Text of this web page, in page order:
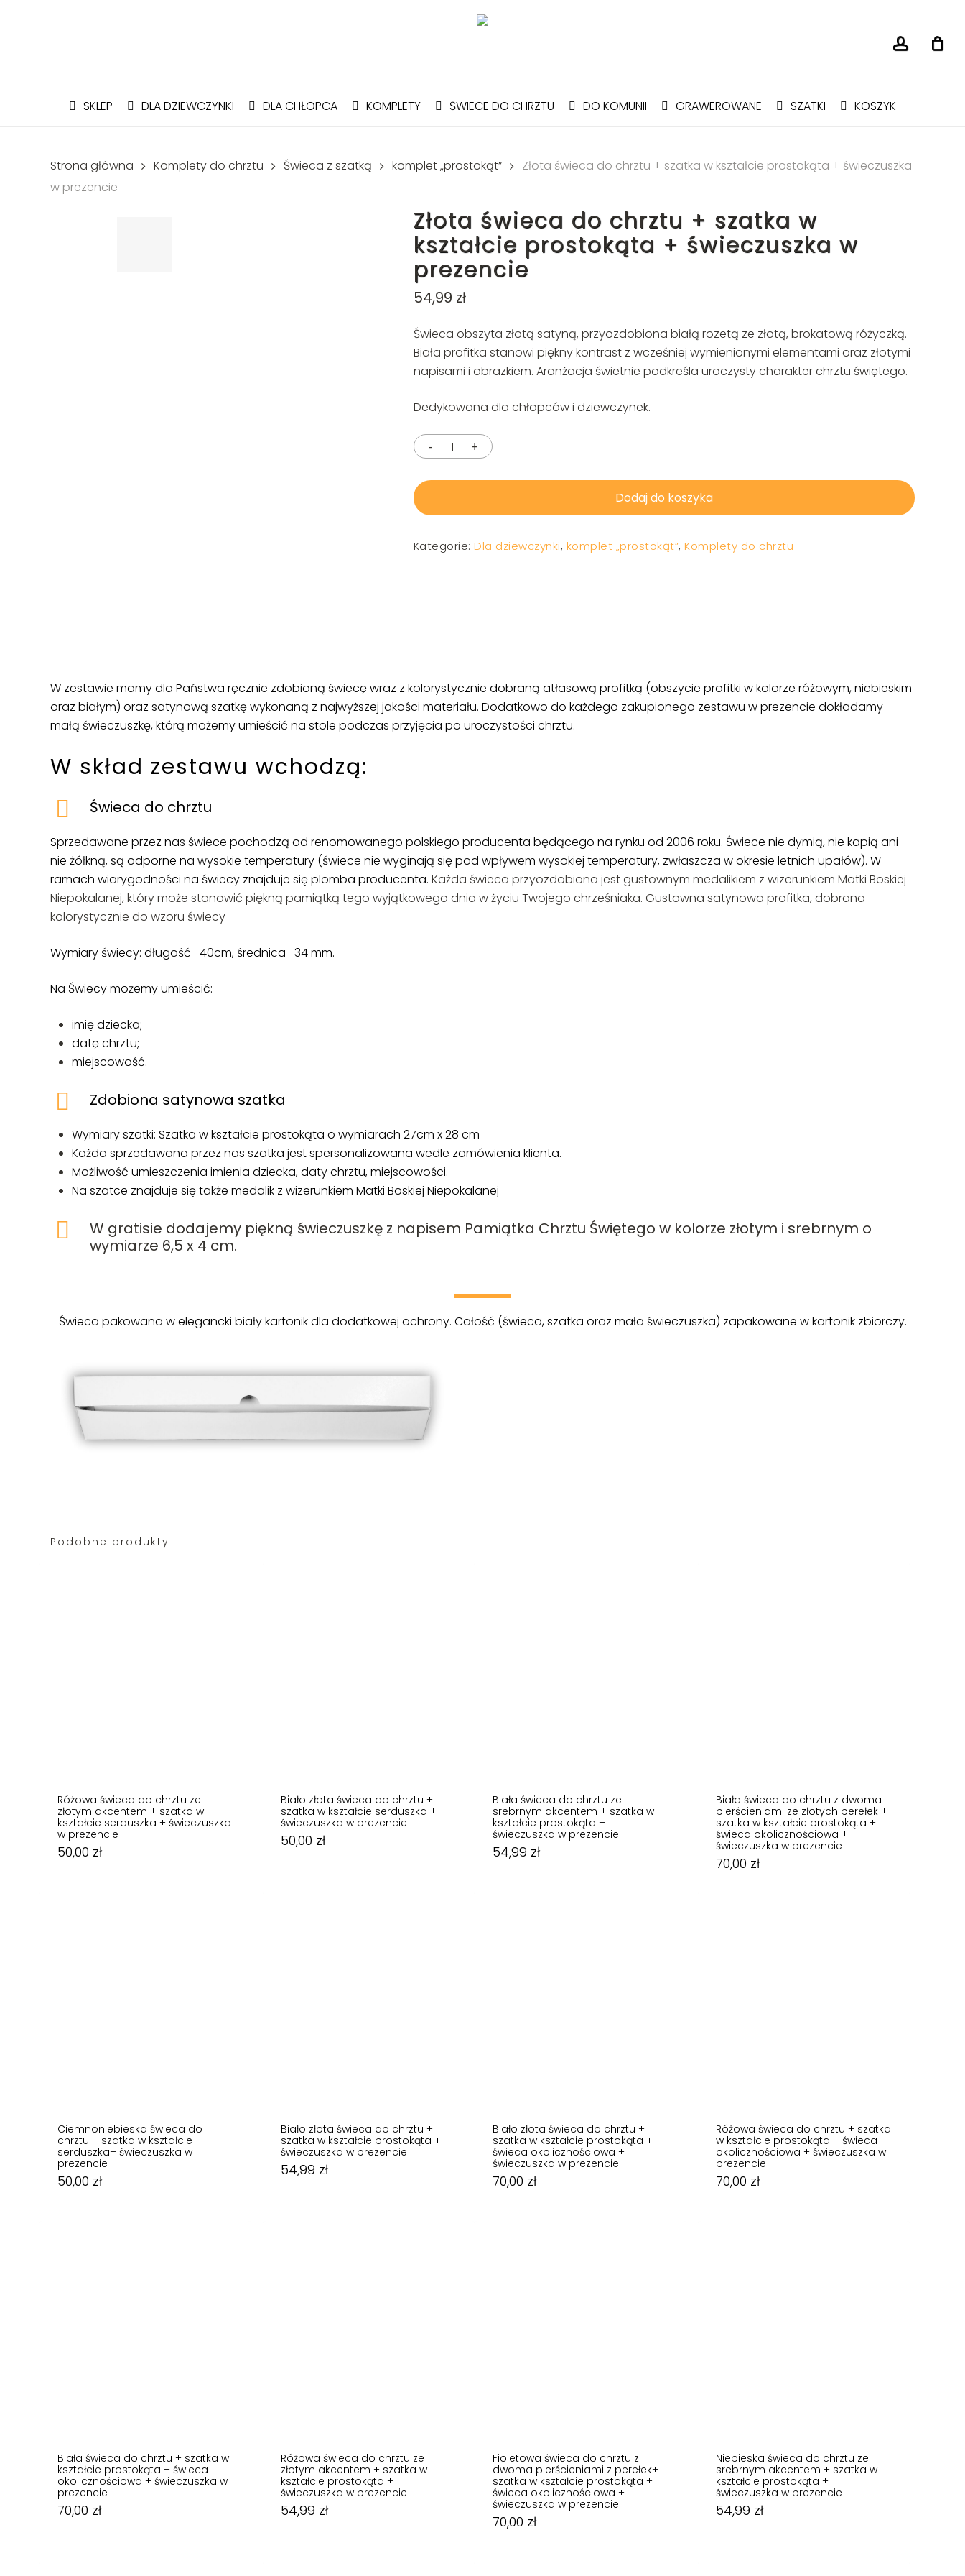
SKLEP DLA DZIEWCZYNKI DLA CHŁOPCA KOMPLETY ŚWIECE DO CHRZTU DO KOMUNII GRAWEROWANE SZATKI KOSZYK
Strona główna Komplety do chrztu Świeca z szatką komplet „prostokąt”
Złota świeca do chrztu + szatka w kształcie prostokąta + świeczuszka
w prezencie
Złota świeca do chrztu + szatka w
kształcie prostokąta + świeczuszka w
prezencie
54,99 zł
Świeca obszyta złotą satyną, przyozdobiona białą rozetą ze złotą, brokatową różyczką.
Biała profitka stanowi piękny kontrast z wcześniej wymienionymi elementami oraz złotymi
napisami i obrazkiem. Aranżacja świetnie podkreśla uroczysty charakter chrztu świętego.
Dedykowana dla chłopców i dziewczynek.
Dodaj do koszyka
Kategorie:Dla dziewczynki, komplet „prostokąt”,Komplety do chrztu
W zestawie mamy dla Państwa ręcznie zdobioną świecę wraz z kolorystycznie dobraną atłasową profitką (obszycie profitki w kolorze różowym, niebieskim
oraz białym) oraz satynową szatkę wykonaną z najwyższej jakości materiału. Dodatkowo do każdego zakupionego zestawu w prezencie dokładamy
małą świeczuszkę, którą możemy umieścić na stole podczas przyjęcia po uroczystości chrztu.
W skład zestawu wchodzą:
Świeca do chrztu
Sprzedawane przez nas świece pochodzą od renomowanego polskiego producenta będącego na rynku od 2006 roku. Świece nie dymią, nie kapią ani
nie żółkną, są odporne na wysokie temperatury (świece nie wyginają się pod wpływem wysokiej temperatury, zwłaszcza w okresie letnich upałów). W
ramach wiarygodności na świecy znajduje się plomba producenta. Każda świeca przyozdobiona jest gustownym medalikiem z wizerunkiem Matki Boskiej
Niepokalanej, który może stanowić piękną pamiątką tego wyjątkowego dnia w życiu Twojego chrześniaka. Gustowna satynowa profitka, dobrana
kolorystycznie do wzoru świecy
Wymiary świecy: długość- 40cm, średnica- 34 mm.
Na Świecy możemy umieścić:
imię dziecka;
datę chrztu;
miejscowość.
Zdobiona satynowa szatka
Wymiary szatki: Szatka w kształcie prostokąta o wymiarach 27cm x 28 cm
Każda sprzedawana przez nas szatka jest spersonalizowana wedle zamówienia klienta.
Możliwość umieszczenia imienia dziecka, daty chrztu, miejscowości.
Na szatce znajduje się także medalik z wizerunkiem Matki Boskiej Niepokalanej
W gratisie dodajemy piękną świeczuszkę z napisem Pamiątka Chrztu Świętego w kolorze złotym i srebrnym o
wymiarze 6,5 x 4 cm.
Świeca pakowana w elegancki biały kartonik dla dodatkowej ochrony. Całość (świeca, szatka oraz mała świeczuszka) zapakowane w kartonik zbiorczy.
Podobne produkty
Różowa świeca do chrztu ze
złotym akcentem + szatka w
kształcie serduszka + świeczuszka
w prezencie
50,00 zł
Biało złota świeca do chrztu +
szatka w kształcie serduszka +
świeczuszka w prezencie
50,00 zł
Biała świeca do chrztu ze
srebrnym akcentem + szatka w
kształcie prostokąta +
świeczuszka w prezencie
54,99 zł
54,99zł
Biała świeca do chrztu z dwoma
pierścieniami ze złotych perełek +
szatka w kształcie prostokąta +
świeca okolicznościowa +
świeczuszka w prezencie
70,00 zł
70,00zł
Ciemnoniebieska świeca do
chrztu + szatka w kształcie
serduszka+ świeczuszka w
prezencie
50,00 zł
Biało złota świeca do chrztu +
szatka w kształcie prostokąta +
świeczuszka w prezencie
54,99 zł
Biało złota świeca do chrztu +
szatka w kształcie prostokąta +
świeca okolicznościowa +
świeczuszka w prezencie
70,00 zł
70,00zł
Różowa świeca do chrztu + szatka
w kształcie prostokąta + świeca
okolicznościowa + świeczuszka w
prezencie
70,00 zł
Biała świeca do chrztu + szatka w
kształcie prostokąta + świeca
okolicznościowa + świeczuszka w
prezencie
70,00 zł
Różowa świeca do chrztu ze
złotym akcentem + szatka w
kształcie prostokąta +
świeczuszka w prezencie
54,99 zł
Fioletowa świeca do chrztu z
dwoma pierścieniami z perełek+
szatka w kształcie prostokąta +
świeca okolicznościowa +
świeczuszka w prezencie
70,00 zł
70,00zł
Niebieska świeca do chrztu ze
srebrnym akcentem + szatka w
kształcie prostokąta +
świeczuszka w prezencie
54,99 zł